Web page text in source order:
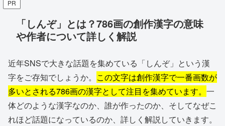
PR
「しんぞ」とは？786画の創作漢字の意味
や作者について詳しく解説
近年SNSで大きな話題を集めている「しんぞ」という漢
字をご存知でしょうか。 この文字は創作漢字で一番画数が
多いとされる786画の漢字として注目を集めています。 一
体どのような漢字なのか、誰が作ったのか、そしてなぜこ
れほど話題になっているのか、詳しく解説していきます。